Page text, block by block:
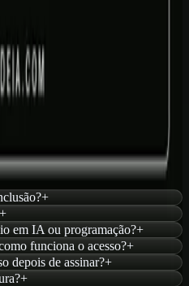
de apoio e prática aplicada.
Certificado verificável
este curso
+
em IA ou programação?+
funciona o acesso?+
depois de assinar?+
+